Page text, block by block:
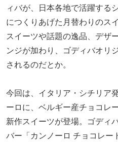
ィバが、日本各地で活躍する
につくりあげた月替わりのス
スイーツや話題の逸品、デザ
ンジが加わり、ゴディバオリ
されるのだとか。
今回は、イタリア・シチリア
ーロに、ベルギー産チョコレ
新作スイーツが登場。ゴディ
バー「カンノーロ チョコレー